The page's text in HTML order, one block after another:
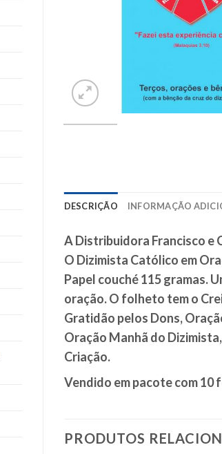
DESCRIÇÃO INFORMAÇÃO
A Distribuidora Francisco e
O Dizimista Católico em
Papel couché 115 gramas.
oração. O folheto tem o
Gratidão pelos Dons,
Oração Manhã do
Criação.
Vendido em pacote com 10
PRODUTOS